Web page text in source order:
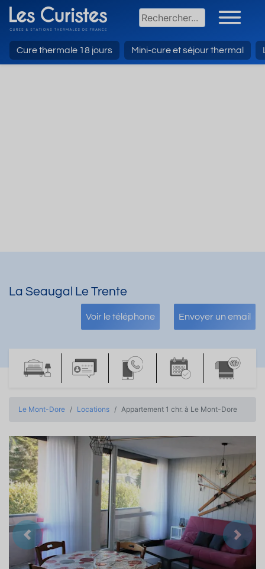
Cure thermale 18 jours Mini-cure et séjour thermal
La Seaugal Le Trente
Voir le téléphone Envoyer un email
Le Mont-Dore Locations Appartement 1 chr. à Le Mont-Dore
Précedent